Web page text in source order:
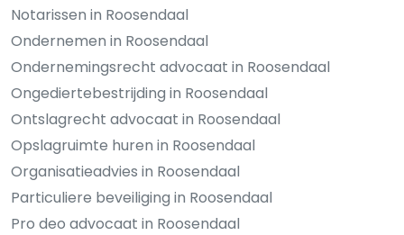
Notarissen in Roosendaal
Ondernemen in Roosendaal
Ondernemingsrecht advocaat in Roosendaal
Ongediertebestrijding in Roosendaal
Ontslagrecht advocaat in Roosendaal
Opslagruimte huren in Roosendaal
Organisatieadvies in Roosendaal
Particuliere beveiliging in Roosendaal
Pro deo advocaat in Roosendaal